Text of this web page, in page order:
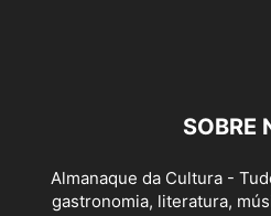
SOBRE
Almanaque da Cultura -
gastronomia, literatura,